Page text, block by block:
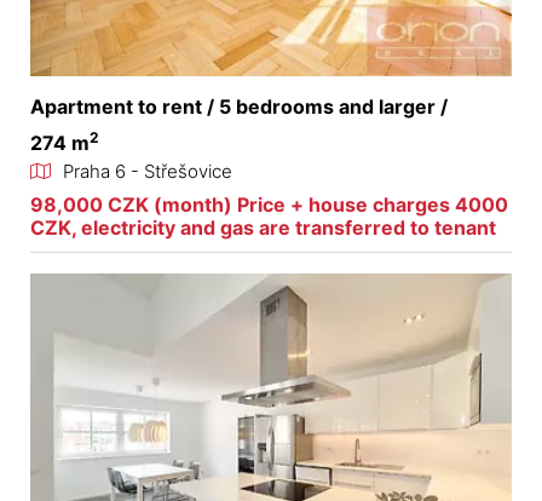
Apartment to rent / 5 bedrooms and larger /
274 m2
Praha 6 - Střešovice
98,000 CZK (month) Price + house charges 4000
CZK, electricity and gas are transferred to tenant